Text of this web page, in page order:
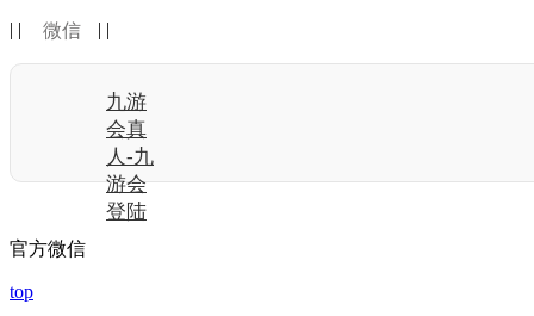
| | 微信 | |
九游
会真
人-九
游会
登陆
官方微信
top